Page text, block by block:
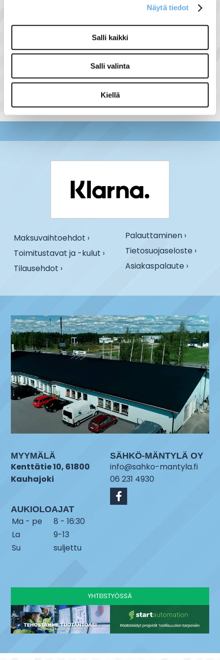
Näytä tiedot
Salli kaikki
Salli valinta
Kiellä
Näytä lisää tuotteita
Aika- ja valvontareleet tuoteryhmästä
Maksuvaihtoehdot ›
Toimitustavat ja -kulut ›
Tilausehdot ›
Palauttaminen ›
Tietosuojaseloste ›
Asiakaspalaute ›
MYYMÄLÄ
Kenttätie 10, 61800
Kauhajoki
AUKIOLOAJAT
Ma - pe
8 - 16:30
La
9-13
Su
suljettu
SÄHKÖ-MÄNTYLÄ OY
info@sahko-mantyla.fi
06 231 4930
YHTEISTYÖSSÄ